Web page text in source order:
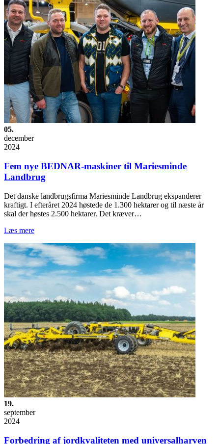
05.
december
2024
Fem nye BEDNAR-maskiner til Mariesminde
Landbrug
Det danske landbrugsfirma Mariesminde Landbrug ekspanderer
kraftigt. I efteråret 2024 høstede de 1.300 hektarer og til næste år
skal der høstes 2.500 hektarer. Det kræver…
Læs mere
19.
september
2024
Forbedring af jordkvaliteten med universalharven